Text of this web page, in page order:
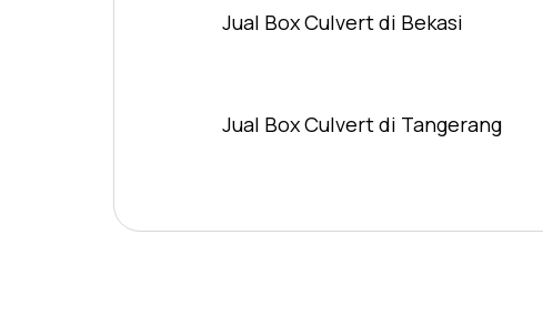
Jual Box Culvert di Bekasi
Jual Box Culvert di Tangerang